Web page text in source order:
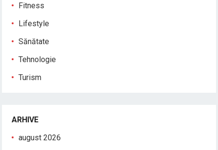
Fitness
Lifestyle
Sănătate
Tehnologie
Turism
ARHIVE
august 2026